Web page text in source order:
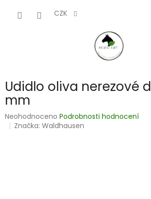
CZK
Udidlo oliva nerezové
mm
Průměrné
hodnocení
Neohodnoceno Podrobnosti hodnocení
Značka:Waldhausen